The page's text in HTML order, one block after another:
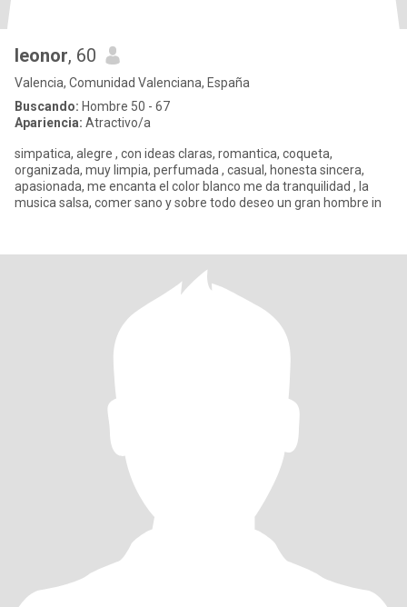
leonor, 60
Valencia, Comunidad Valenciana, España
Buscando: Hombre 50 - 67
Apariencia: Atractivo/a
simpatica, alegre , con ideas claras, romantica, coqueta,
organizada, muy limpia, perfumada , casual, honesta sincera,
apasionada, me encanta el color blanco me da tranquilidad , la
musica salsa, comer sano y sobre todo deseo un gran hombre in